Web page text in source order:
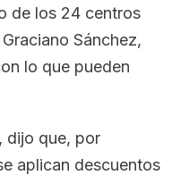
de los 24 centros
Sánchez,
lo que pueden
dijo que, por
aplican descuentos